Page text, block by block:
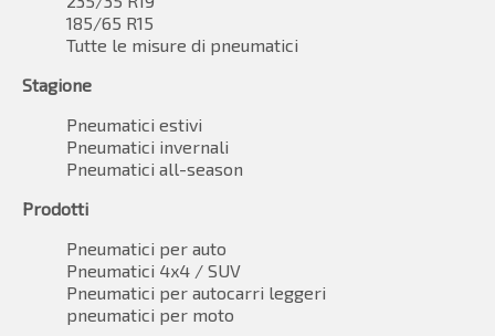
185/65 R15
Tutte le misure di pneumatici
Stagione
Pneumatici estivi
Pneumatici invernali
Pneumatici all-season
Prodotti
Pneumatici per auto
Pneumatici 4x4 / SUV
Pneumatici per autocarri leggeri
pneumatici per moto